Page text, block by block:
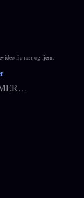
fra nær og fjern.